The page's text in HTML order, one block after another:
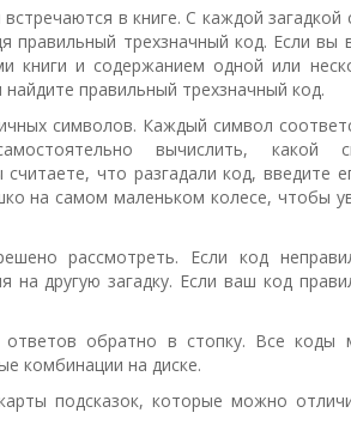
встречаются в книге. С каждой загадкой
правильный трехзначный код. Если вы
книги и содержанием однойили
найдите правильный трехзначный код.
символов. Каждый символ
вычислить, какой
считаете,что разгадали код, введите
на самом маленьком колесе, чтобы
рассмотреть. Если код
на другую загадку. Если ваш код
ответов обратно в стопку. Все коды
комбинации на диске.
подсказок, которые можно